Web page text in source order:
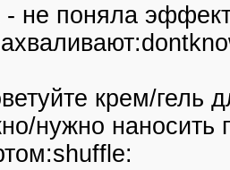
- не поняла
крем/гель
нужно